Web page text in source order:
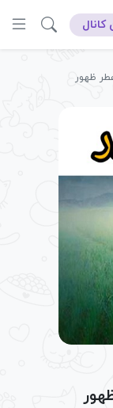
کانال
ظهور